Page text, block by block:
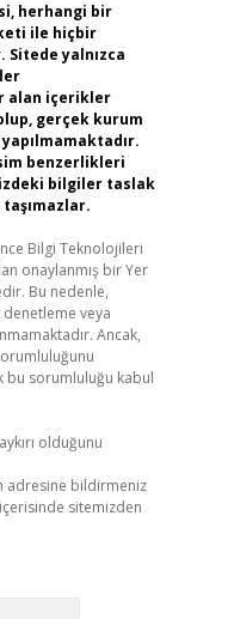
herhangi bir
ile hiçbir
Sitede yalnızca
alan içerikler
gerçek kurum
benzerlikleri
bilgiler taslak
Bilgi Teknolojileri
onaylanmış bir Yer
Bu nedenle,
veya
Ancak,
bu sorumluluğu kabul
olduğunu
adresine bildirmeniz
sitemizden